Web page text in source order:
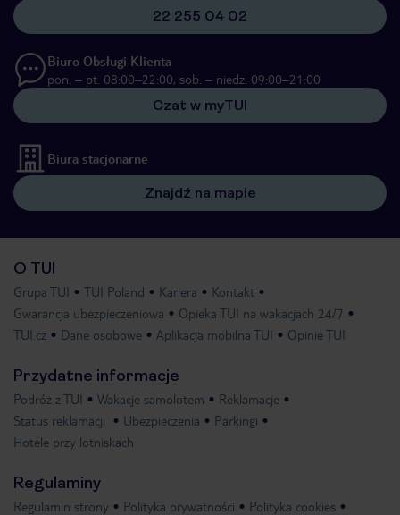
22 255 04 02
Biuro Obsługi Klienta
pon. – pt. 08:00–22:00, sob. – niedz. 09:00–21:00
Czat w myTUI
Biura stacjonarne
Znajdź na mapie
O TUI
Grupa TUI TUI Poland Kariera
Kontakt
Gwarancja ubezpieczeniowa
Opieka TUI na wakacjach 24/7
TUI.cz
Dane osobowe Aplikacja mobilna TUI Opinie TUI
Przydatne informacje
Podróż z TUI Wakacje samolotem
Reklamacje
Status reklamacji
Ubezpieczenia
Parkingi
Hotele przy lotniskach
Regulaminy
Regulamin strony Polityka prywatności Polityka cookies